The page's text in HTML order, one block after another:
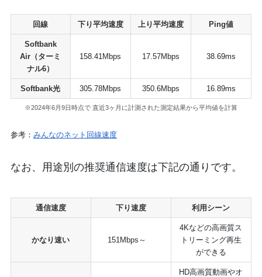
回線 下り平均速度 上り平均速度 Ping値
Softbank
Air（ターミ
ナル6）
158.41Mbps 17.57Mbps 38.69ms
Softbank光 305.78Mbps 350.6Mbps 16.89ms
※2024年6月9日時点で 直近3ヶ月に計測された測定結果から平均値を計算
参考： みんなのネット回線速度
なお、用途別の推奨通信速度は下記の通りです。
通信速度 下り速度 利用シーン
かなり速い 151Mbps～
4Kなどの高画質ス
トリーミング再生
ができる
HD高画質動画やオ